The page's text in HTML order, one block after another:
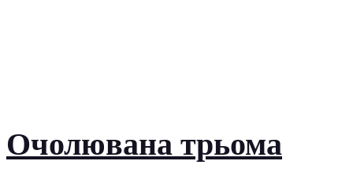
Очолювана трьома